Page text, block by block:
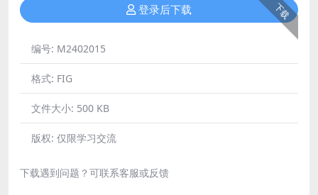
下载
登录后下载
编号: M2402015
格式: FIG
文件大小: 500 KB
版权: 仅限学习交流
下载遇到问题？可联系客服或反馈